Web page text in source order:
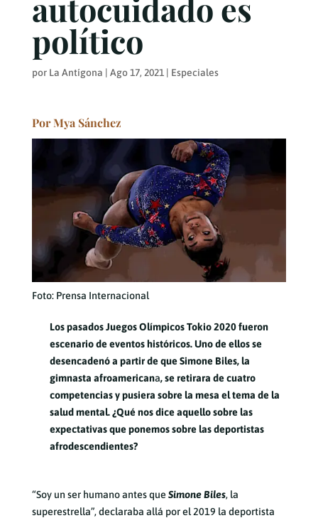
político
por La Antígona | Ago 17, 2021| Especiales
Por Mya Sánchez
Foto: Prensa Internacional
Los pasados Juegos Olímpicos Tokio 2020 fueron
escenario de eventos históricos. Uno de ellos se
desencadenó a partir de que Simone Biles, la
gimnasta afroamericana, se retirara de cuatro
competencias y pusiera sobre la mesa el tema de la
salud mental. ¿Qué nos dice aquello sobre las
expectativas que ponemos sobre las deportistas
afrodescendientes?
“Soy un ser humano antes que Simone Biles, la
superestrella”, declaraba allá por el 2019 la deportista